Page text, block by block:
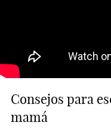
Consejos para
mamá